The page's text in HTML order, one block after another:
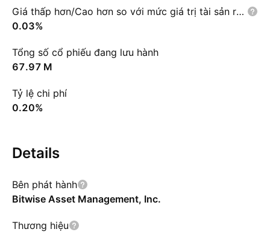
Giá thấp hơn/Cao hơn so với mức giá trị tài sản ròng NAV
0.03%
Tổng số cổ phiếu đang lưu hành
‪67.97 M‬
Tỷ lệ chi phí
0.20%
Details
Bên phát hành
Bitwise Asset Management, Inc.
Thương hiệu